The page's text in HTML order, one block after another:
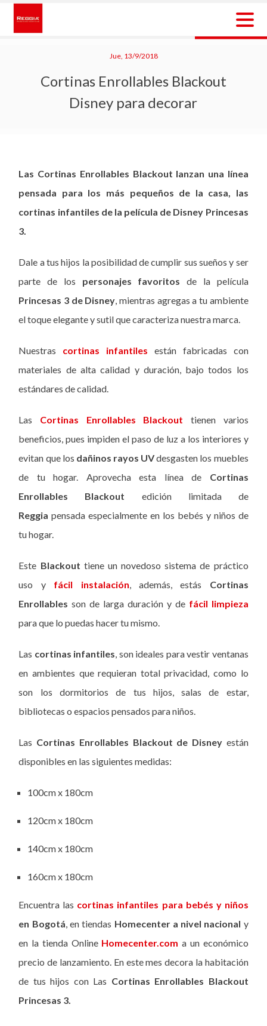
Skip
content
Jue, 13/9/2018
Cortinas Enrollables Blackout
Disney para decorar
Las Cortinas Enrollables Blackout lanzan una línea
pensada para los más pequeños de la casa, las
cortinas infantiles de la película de Disney Princesas
3.
Dale a tus hijos la posibilidad de cumplir sus sueños y ser
parte de los personajes favoritos de la película
Princesas 3 de Disney, mientras agregas a tu ambiente
el toque elegante y sutil que caracteriza nuestra marca.
Nuestras cortinas infantiles están fabricadas con
materiales de alta calidad y duración, bajo todos los
estándares de calidad.
Las Cortinas Enrollables Blackout tienen varios
beneficios, pues impiden el paso de luz a los interiores y
evitan que los dañinos rayos UVdesgasten los muebles
de tu hogar. Aprovecha esta línea de Cortinas
Enrollables Blackout edición limitada de
Reggiapensada especialmente en los bebés y niños de
tu hogar.
Este Blackout tiene un novedoso sistema de práctico
uso y fácil instalación, además, estás Cortinas
Enrollables son de larga duración y de fácil limpieza
para que lo puedas hacer tu mismo.
Las cortinas infantiles, son ideales para vestir ventanas
en ambientes que requieran total privacidad, como lo
son los dormitorios de tus hijos, salas de estar,
bibliotecas o espacios pensados para niños.
Las Cortinas Enrollables Blackout de Disneyestán
disponibles en las siguientes medidas:
100cm x 180cm
120cm x 180cm
140cm x 180cm
160cm x 180cm
Encuentra las cortinas infantiles para bebés y niños
en Bogotá, en tiendas Homecenter a nivel nacional y
en la tienda Online Homecenter.com a un económico
precio de lanzamiento. En este mes decora la habitación
de tus hijos con Las Cortinas Enrollables Blackout
Princesas 3.